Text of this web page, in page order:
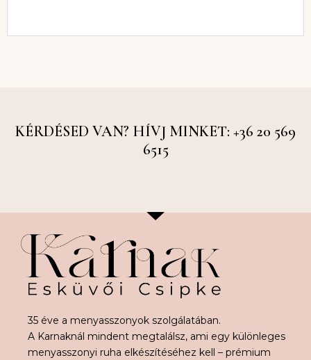
KÉRDÉSED VAN? HÍVJ MINKET: +36 20 569
6515
35 éve a menyasszonyok szolgálatában.
A Karnaknál mindent megtalálsz, ami egy különleges
menyasszonyi ruha elkészítéséhez kell – prémium